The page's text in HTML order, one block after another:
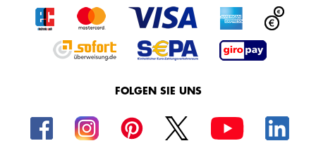
FOLGEN SIE UNS